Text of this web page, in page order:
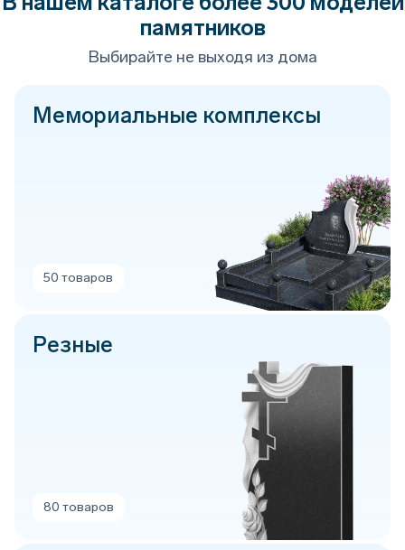
памятников
Выбирайте не выходя из дома
Мемориальные комплексы
50 товаров
Резные
80 товаров